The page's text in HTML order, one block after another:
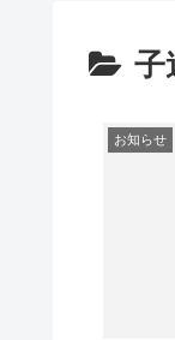
子
お知らせ